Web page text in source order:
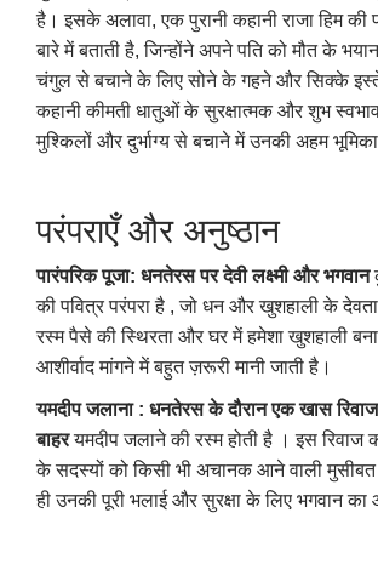
है। इसके अलावा, एक पुरानी कहानी राजा हिम
बारे में बताती है, जिन्होंने अपने पति को मौत के
चंगुल से बचाने के लिए सोने के गहने और सिक्के
कहानी कीमती धातुओं के सुरक्षात्मक और शुभ
मुश्किलों और दुर्भाग्य से बचाने में उनकी अहम
परंपराएँ और अनुष्ठान
पारंपरिक पूजा: धनतेरस पर देवी लक्ष्मी और भगवान
की पवित्र परंपरा है , जो धन और खुशहाली के
रस्म पैसे की स्थिरता और घर में हमेशा खुशहाली
आशीर्वाद मांगने में बहुत ज़रूरी मानी जाती है।
यमदीप जलाना : धनतेरस के दौरान एक खास
बाहरयमदीप जलाने की रस्म होती है । इस रिवाज
के सदस्यों को किसी भी अचानक आने वाली
ही उनकी पूरी भलाई और सुरक्षा के लिए भगवान का